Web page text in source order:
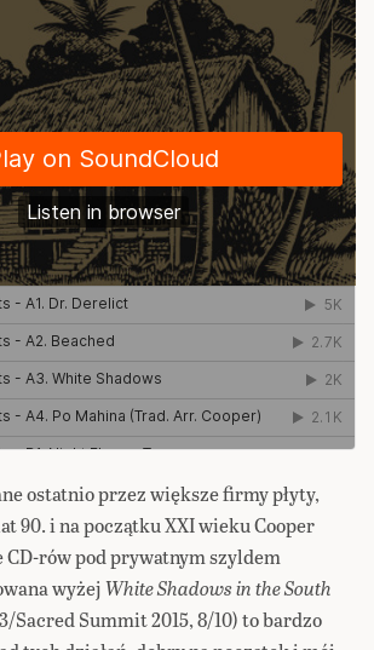
ostatnio przez większe firmy płyty,
90. i na początku XXI wieku Cooper
CD-rów pod prywatnym szyldem
wyżejWhite Shadows in the South
Sacred Summit 2015, 8/10) to bardzo